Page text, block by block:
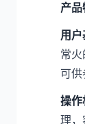
产
用
常
可供
操作
理，